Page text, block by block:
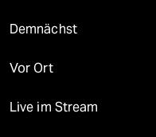
Demnächst
Vor Ort
Live im Stream